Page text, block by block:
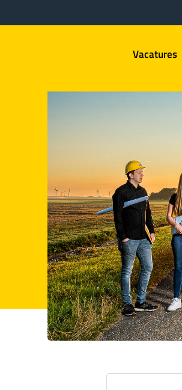
Vacatures